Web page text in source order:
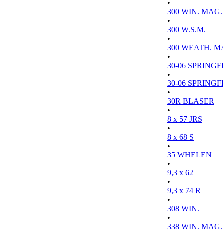
•
300 WIN. MAG.
•
300 W.S.M.
•
300 WEATH.
•
30-06
•
30-06
•
30R BLASER
•
8 x 57 JRS
•
8 x 68 S
•
35 WHELEN
•
9,3 x 62
•
9,3 x 74 R
•
308 WIN.
•
338 WIN. MAG.